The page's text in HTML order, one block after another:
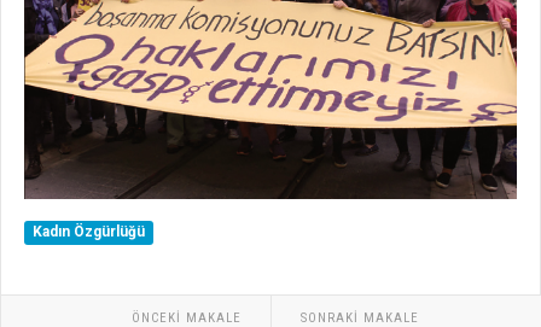
Kadın Özgürlüğü
ÖNCEKI MAKALE SONRAKI MAKALE